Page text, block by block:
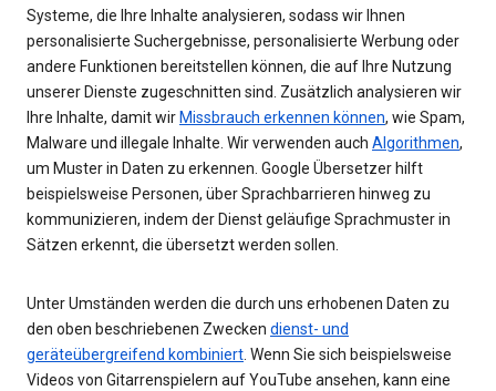
Systeme, die Ihre Inhalte analysieren, sodass wir Ihnen
personalisierte Suchergebnisse, personalisierte Werbung oder
andere Funktionen bereitstellen können, die auf Ihre Nutzung
unserer Dienste zugeschnitten sind. Zusätzlich analysieren wir
Ihre Inhalte, damit wir Missbrauch erkennen können, wie Spam,
Malware und illegale Inhalte. Wir verwenden auch Algorithmen,
um Muster in Daten zu erkennen. Google Übersetzer hilft
beispielsweise Personen, über Sprachbarrieren hinweg zu
kommunizieren, indem der Dienst geläufige Sprachmuster in
Sätzen erkennt, die übersetzt werden sollen.
Unter Umständen werden die durch uns erhobenen Daten zu
den oben beschriebenen Zwecken dienst- und
geräteübergreifend kombiniert . Wenn Sie sich beispielsweise
Videos von Gitarrenspielern auf YouTube ansehen, kann eine